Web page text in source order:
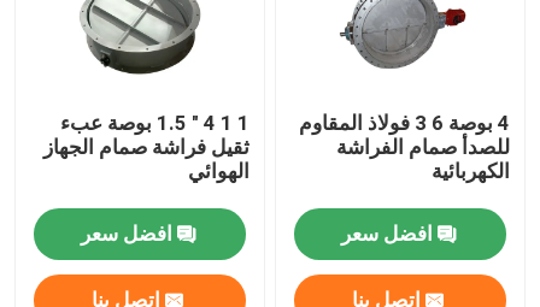
4 بوصة 6 3 فولاذ المقاوم
للصدأ صمام الفراشة
الكهربائية
افضل سعر
اتصل بنا
1 1 4 " 1.5 بوصة عبء
ثقيل فراشة صمام الجهاز
الهوائي
افضل سعر
اتصل بنا